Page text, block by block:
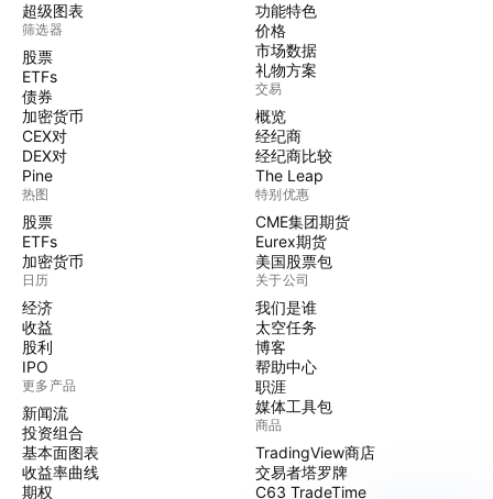
超级图表
筛选器
股票
ETFs
债券
加密货币
CEX对
DEX对
Pine
热图
股票
ETFs
加密货币
日历
经济
收益
股利
IPO
更多产品
新闻流
投资组合
基本面图表
收益率曲线
期权
功能特色
价格
市场数据
礼物方案
交易
概览
经纪商
经纪商比较
The Leap
特别优惠
CME集团期货
Eurex期货
美国股票包
关于公司
我们是谁
太空任务
博客
帮助中心
职涯
媒体工具包
商品
TradingView商店
交易者塔罗牌
C63 TradeTime